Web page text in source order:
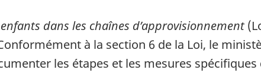
dans les chaînes d’approvisionnement
à la section 6 de la Loi, le
les étapes et les mesures spécifiques